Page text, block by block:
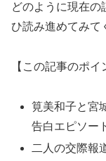
どのように現在の
ひ読み進めてみて
【この記事のポイ
筧美和子と宮
告白エピソー
二人の交際報